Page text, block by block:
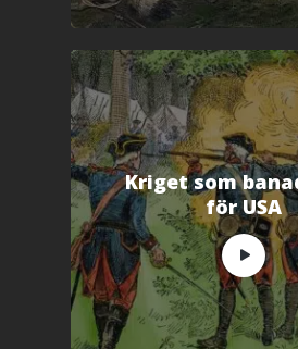
Kriget som
för USA